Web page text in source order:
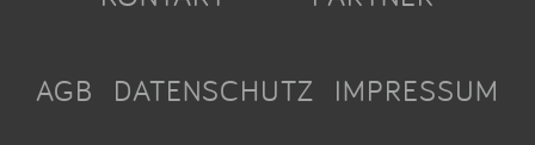
AGB DATENSCHUTZ IMPRESSUM